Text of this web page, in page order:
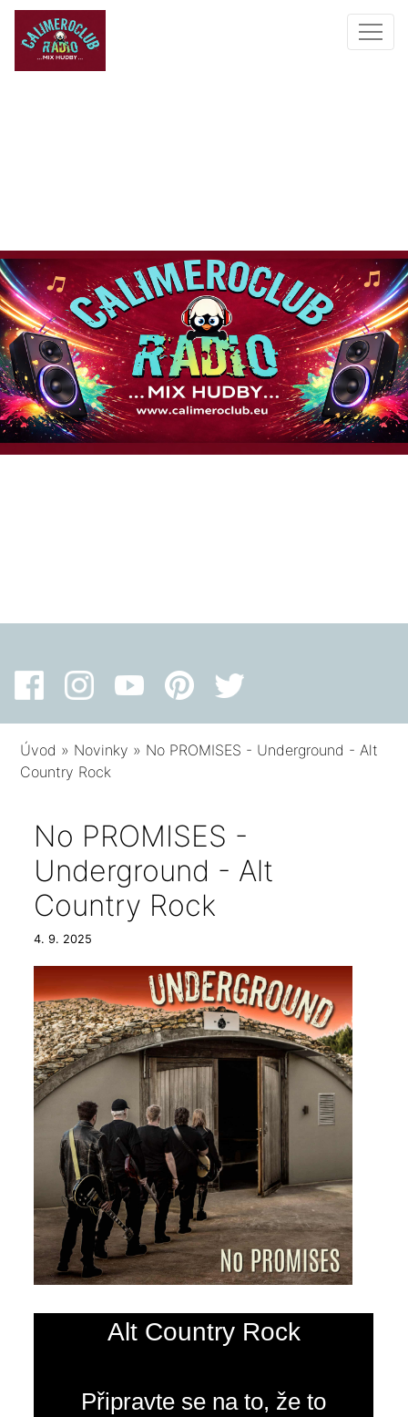
Úvod » Novinky » No PROMISES - Underground - Alt
Country Rock
No PROMISES -
Underground - Alt
Country Rock
4. 9. 2025
Alt Country Rock
Připravte se na to, že to